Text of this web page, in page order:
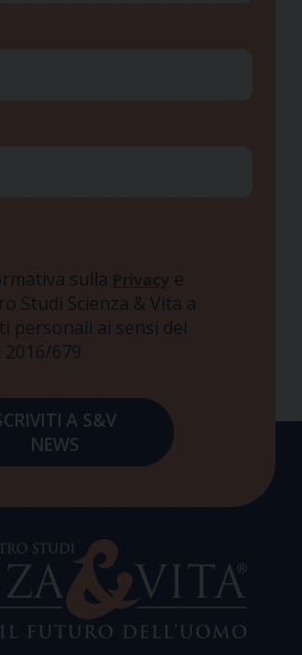
sulla Privacy e
Studi Scienza & Vita a
personali ai sensi del
2016/679